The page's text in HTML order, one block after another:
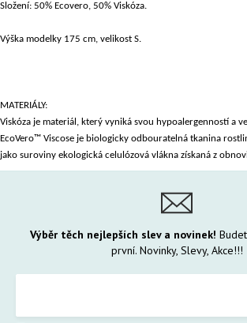
Složení: 50% Ecovero, 50% Viskóza.
Výška modelky 175 cm, velikost S.
MATERIÁLY:
Viskóza je materiál, který vyniká svou hypoalergenností a
EcoVero™ Viscose je biologicky odbouratelná tkanina
jako suroviny ekologická celulózová vlákna získaná z
Výběr těch nejlepších slev a novinek!
první. Novinky, Slevy, Akce!!!